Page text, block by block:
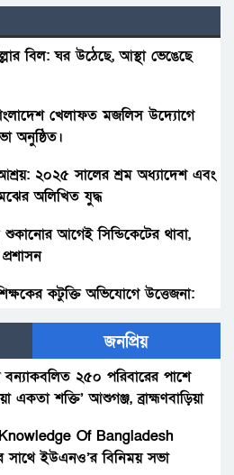
বিল: ঘর উঠেছে, আস্থা ভেঙেছে
খেলাফত মজলিস উদ্যোগে
অনুষ্ঠিত।
২০২৫ সালের শ্রম অধ্যাদেশ এবং
অলিখিত যুদ্ধ
আগেই সিন্ডিকেটের থাবা,
কটুক্তি অভিযোগে উত্তেজনা:
নিস্তব্ধতা ভেঙে গুলির শব্দে মৃত্যু
জনপ্রিয়
বন্যাকবলিত ২৫০ পরিবারের পাশে
একতা শক্তি’ আশুগঞ্জ, ব্রাহ্মণবাড়িয়া
Of Bangladesh
সাথে ইউএনও’র বিনিময় সভা